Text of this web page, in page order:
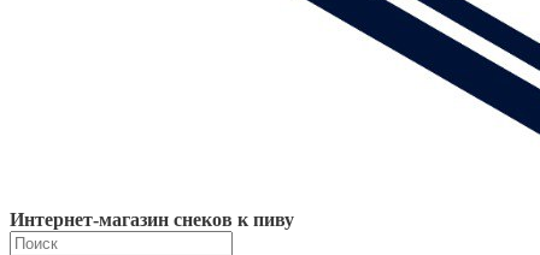
Интернет-магазин снеков к пиву